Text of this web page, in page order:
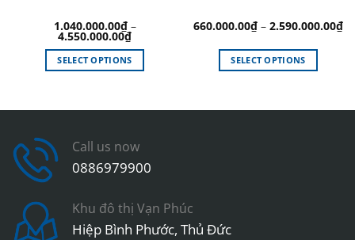
1.040.000.00₫–
4.550.000.00₫
SELECT OPTIONS
has
variants.
The
be
chosen
660.000.00₫ – 2.590.000.00₫
SELECT OPTIONS
has
Call us now
0886979900
Khu đô thị Vạn Phúc
Hiệp Bình Phước, Thủ Đức